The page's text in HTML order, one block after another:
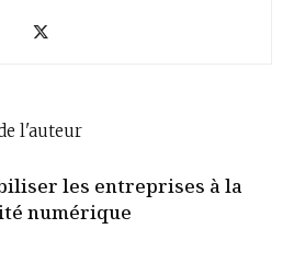
l'auteur
les entreprises à la
numérique